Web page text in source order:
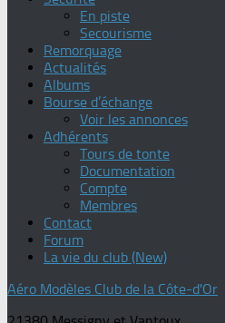
En piste
Secourisme
Remorquage
Actualités
Albums
Bourse d’échange
Voir les annonces
Adhérents
Tours de tonte
Documentation
Compte
Membres
Contact
Forum
La vie du club (New)
Aéro Modèles Club de la Côte-d'Or